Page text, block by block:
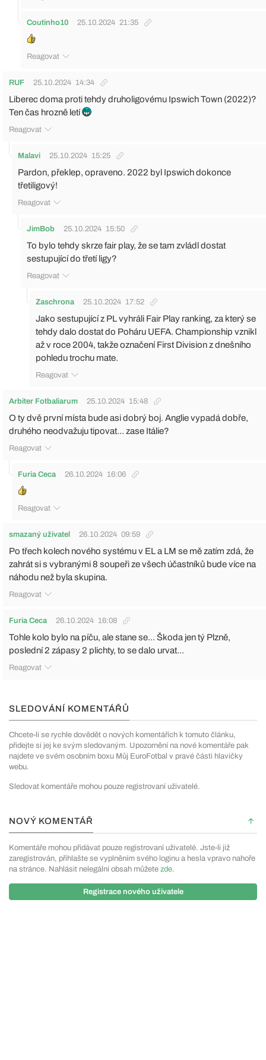
Coutinho10 25.10.2024 21:35
Reagovat
RUF 25.10.2024 14:34
Liberec doma proti tehdy druholigovému Ipswich Town (2022)?
Ten čas hrozně letí
Reagovat
Malavi 25.10.2024 15:25
Pardon, překlep, opraveno. 2022 byl Ipswich dokonce
třetiligový!
Reagovat
JimBob 25.10.2024 15:50
To bylo tehdy skrze fair play, že se tam zvládl dostat
sestupující do třetí ligy?
Reagovat
Zaschrona 25.10.2024 17:52
Jako sestupující z PL vyhráli Fair Play ranking, za který se
tehdy dalo dostat do Poháru UEFA. Championship vznikl
až v roce 2004, takže označení First Division z dnešního
pohledu trochu mate.
Reagovat
Arbiter Fotbaliarum 25.10.2024 15:48
O ty dvě první místa bude asi dobrý boj. Anglie vypadá dobře,
druhého neodvažuju tipovat... zase Itálie?
Reagovat
Furia Ceca 26.10.2024 16:06
Reagovat
smazaný uživatel 26.10.2024 09:59
Po třech kolech nového systému v EL a LM se mě zatím zdá, že
zahrát si s vybranými 8 soupeři ze všech účastníků bude více na
náhodu než byla skupina.
Reagovat
Furia Ceca 26.10.2024 16:08
Tohle kolo bylo na píču, ale stane se... Škoda jen tý Plzně,
poslední 2 zápasy 2 plichty, to se dalo urvat...
Reagovat
SLEDOVÁNÍ KOMENTÁŘŮ
Chcete-li se rychle dovědět o nových komentářích k tomuto článku,
přidejte si jej ke svým sledovaným. Upozornění na nové komentáře pak
najdete ve svém osobním boxu Můj EuroFotbal v pravé části hlavičky
webu.
Sledovat komentáře mohou pouze registrovaní uživatelé.
NOVÝ KOMENTÁŘ
Komentáře mohou přidávat pouze registrovaní uživatelé. Jste-li již
zaregistrován, přihlašte se vyplněním svého loginu a hesla vpravo nahoře
na stránce. Nahlásit nelegální obsah můžete zde.
Registrace nového uživatele